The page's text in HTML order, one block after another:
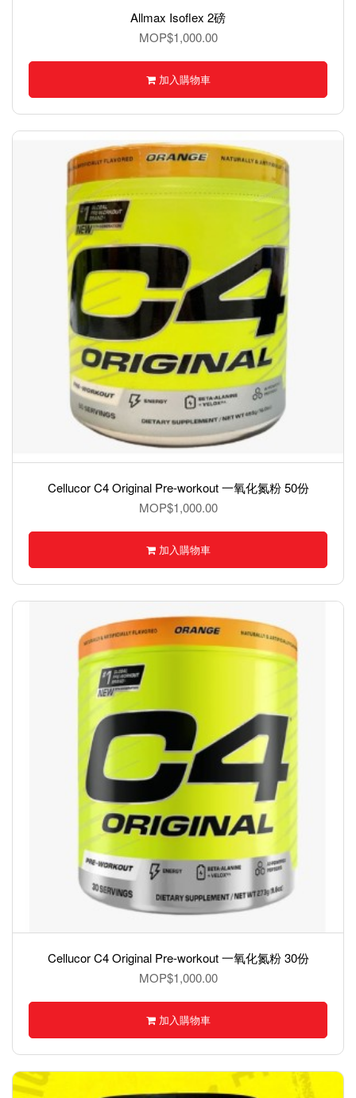
Allmax Isoflex 2磅
MOP$1,000.00
加入購物車
Cellucor C4 Original Pre-workout 一氧化氮粉 50份
MOP$1,000.00
加入購物車
Cellucor C4 Original Pre-workout 一氧化氮粉 30份
MOP$1,000.00
加入購物車